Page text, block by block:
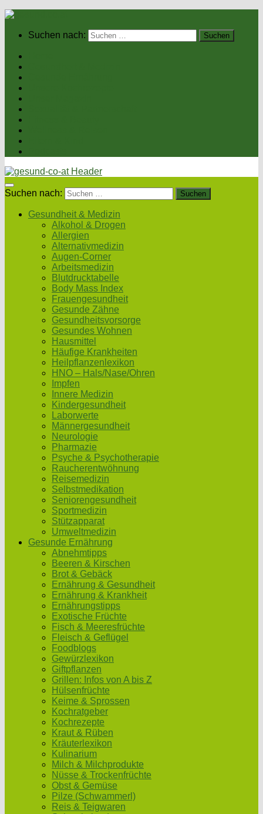
Suchen nach:
Suchen nach:
Gesundheit & Medizin
Alkohol & Drogen
Allergien
Alternativmedizin
Augen-Corner
Arbeitsmedizin
Blutdrucktabelle
Body Mass Index
Frauengesundheit
Gesunde Zähne
Gesundheitsvorsorge
Gesundes Wohnen
Hausmittel
Häufige Krankheiten
Heilpflanzenlexikon
HNO – Hals/Nase/Ohren
Impfen
Innere Medizin
Kindergesundheit
Laborwerte
Männergesundheit
Neurologie
Pharmazie
Psyche & Psychotherapie
Raucherentwöhnung
Reisemedizin
Selbstmedikation
Seniorengesundheit
Sportmedizin
Stützapparat
Umweltmedizin
Gesunde Ernährung
Abnehmtipps
Beeren & Kirschen
Brot & Gebäck
Ernährung & Gesundheit
Ernährung & Krankheit
Ernährungstipps
Exotische Früchte
Fisch & Meeresfrüchte
Fleisch & Geflügel
Foodblogs
Gewürzlexikon
Giftpflanzen
Grillen: Infos von A bis Z
Hülsenfrüchte
Keime & Sprossen
Kochratgeber
Kochrezepte
Kraut & Rüben
Kräuterlexikon
Kulinarium
Milch & Milchprodukte
Nüsse & Trockenfrüchte
Obst & Gemüse
Pilze (Schwammerl)
Reis & Teigwaren